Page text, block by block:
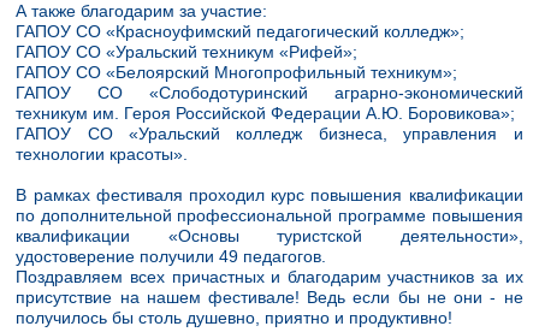
А также благодарим за участие:
ГАПОУ СО «Красноуфимский педагогический колледж»;
ГАПОУ СО «Уральский техникум «Рифей»;
ГАПОУ СО «Белоярский Многопрофильный техникум»;
ГАПОУ СО «Слободотуринский аграрно-экономический
техникум им. Героя Российской Федерации А.Ю. Боровикова»;
ГАПОУ СО «Уральский колледж бизнеса, управления и
технологии красоты».
В рамках фестиваля проходил курс повышения квалификации
по дополнительной профессиональной программе повышения
квалификации «Основы туристской деятельности»,
удостоверение получили 49 педагогов.
Поздравляем всех причастных и благодарим участников за их
присутствие на нашем фестивале! Ведь если бы не они - не
получилось бы столь душевно, приятно и продуктивно!